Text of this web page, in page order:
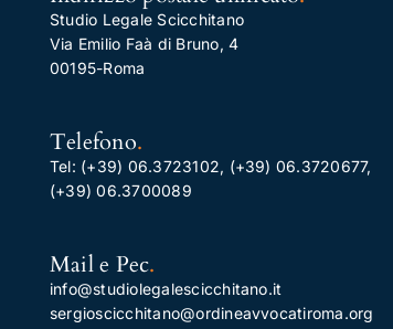
Studio Legale Scicchitano
Via Emilio Faà di Bruno, 4
00195-Roma
Telefono.
Tel: (+39) 06.3723102, (+39) 06.3720677,
(+39) 06.3700089
Mail e Pec.
info@studiolegalescicchitano.it
sergioscicchitano@ordineavvocatiroma.org